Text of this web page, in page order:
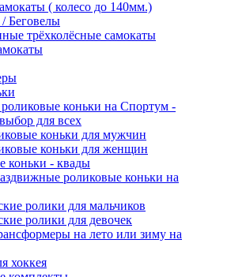
( колесо до 140мм.)
Беговелы
трёхколёсные самокаты
коньки на Спортум -
для всех
коньки для мужчин
коньки для женщин
коньки - квады
роликовые коньки на
ролики для мальчиков
ролики для девочек
на лето или зиму на
хоккея